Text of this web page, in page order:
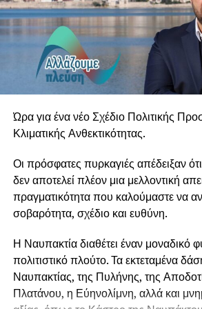
ιδιαίτερα πλούσιο πρόγραμμα, στο
εμβληματικό “Cinema Paradiso” του
έργα
των Francisco Tárrega, Heitor Villa-
και Astor Piazzolla, αλλά και
Μάνου
Χατζιδάκι και του Μίκη Θεοδωράκη. Το
συμπληρώνουν έργα των Erik Satie,
Cardoso και Roland Dyens, καθώς και
τραγούδια των Beatles.
Κάτω από τον αυγουστιάτικο ουρανό
περιβάλλον Αρχοντικού Μπότσαρη, τα
γεμάτη μελωδίες, εικόνες και μουσικά
Ελλάδα, τη Μεσόγειο και τον κόσμο.
Ώρα για ένα νέο Σχέδιο Πολιτικής
Κλιματικής Ανθεκτικότητας.
Οι πρόσφατες πυρκαγιές απέδειξαν
δεν αποτελεί πλέον μια μελλοντική
πραγματικότητα που καλούμαστε να
σοβαρότητα, σχέδιο και ευθύνη.
Η Ναυπακτία διαθέτει έναν μοναδικό
πολιτιστικό πλούτο. Τα εκτεταμένα
Ναυπακτίας, της Πυλήνης, της
Πλατάνου, η Εύηνολίμνη, αλλά και